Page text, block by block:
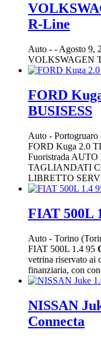
R-Line
Auto - - Agosto 9,
VOLKSWAGEN
FORD
BUSISESS
Auto - Portogruaro
FORD Kuga 2.0
Fuoristrada
TAGLIANDATI
LIBRETTO
FIAT 500L
Auto - Torino
FIAT 500L 1.4 95
vetrina riservato ai
finanziaria, con
NISSAN
Connecta